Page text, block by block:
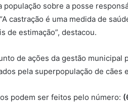
sobre a posse
castração é uma medida de
de estimação”, destacou.
de ações da gestão municipal
pela superpopulação de cães
podem ser feitos pelo número: